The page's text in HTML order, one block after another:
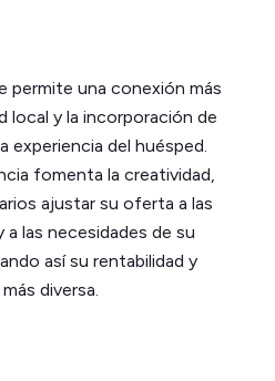
permite una conexión más
local y la incorporación de
experiencia del huésped.
fomenta la creatividad,
ajustar su oferta a las
las necesidades de su
así su rentabilidad y
diversa.